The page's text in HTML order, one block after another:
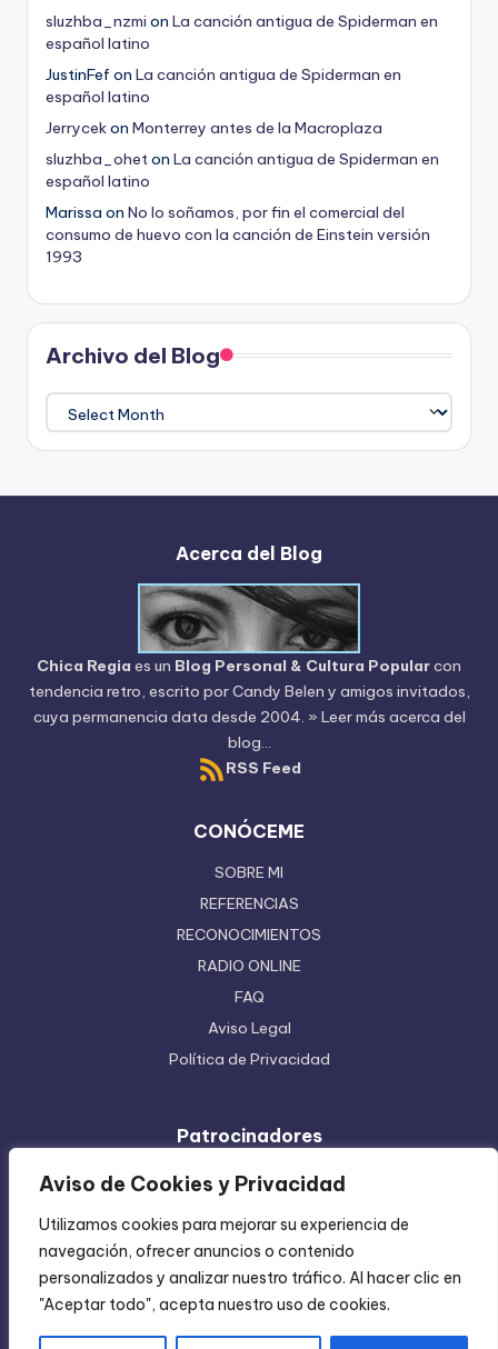
Aviso de Cookies y Privacidad
Utilizamos cookies para mejorar su experiencia de
navegación, ofrecer anuncios o contenido
personalizados y analizar nuestro tráfico. Al hacer clic en
"Aceptar todo", acepta nuestro uso de cookies.
sluzhba_nzmi on La canción antigua de Spiderman en
español latino
JustinFef on La canción antigua de Spiderman en
español latino
Jerrycekon Monterrey antes de la Macroplaza
sluzhba_oheton La canción antigua de Spiderman en
español latino
Marissa on No lo soñamos, por fin el comercial del
consumo de huevo con la canción de Einstein versión
1993
Archivo del Blog
Archivo
del
Blog
Acerca del Blog
Chica Regia es un Blog Personal & Cultura Popularcon
tendencia retro, escrito porCandy Belen y amigos invitados,
cuya permanencia data desde 2004. » Leer más acerca del
blog...
RSS Feed
CONÓCEME
SOBRE MI
REFERENCIAS
RECONOCIMIENTOS
RADIO ONLINE
FAQ
Aviso Legal
Política de Privacidad
Patrocinadores
Ferretera Centenario de Monterrey
Inyección de Plástico
Mundo Impreso
Directorio de Coatzintla